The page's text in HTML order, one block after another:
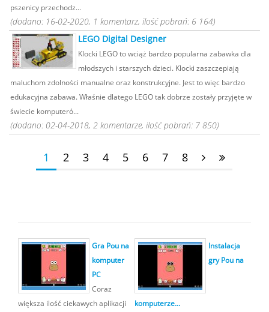
pszenicy przechodz...
(dodano: 16-02-2020, 1 komentarz, ilość pobrań: 6 164)
LEGO Digital Designer
Klocki LEGO to wciąż bardzo popularna zabawka dla
młodszych i starszych dzieci. Klocki zaszczepiają
maluchom zdolności manualne oraz konstrukcyjne. Jest to więc bardzo
edukacyjna zabawa. Właśnie dlatego LEGO tak dobrze zostały przyjęte w
świecie komputeró...
(dodano: 02-04-2018, 2 komentarze, ilość pobrań: 7 850)
1 2 3 4 5 6 7 8
Gra Pou na
komputer
PC
Coraz
większa ilość ciekawych aplikacji
Instalacja
gry Pou na
komputerze...